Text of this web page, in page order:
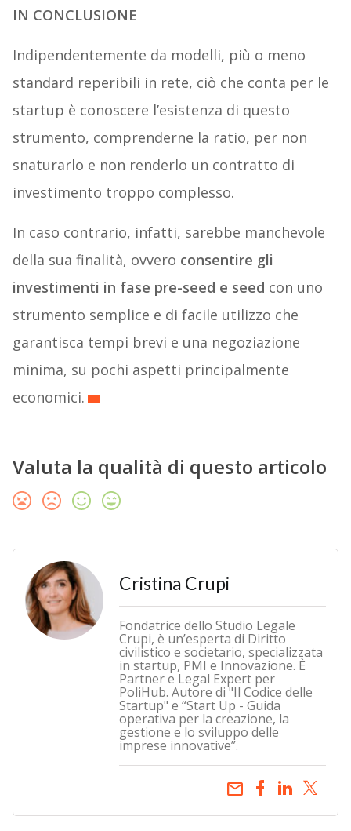
IN CONCLUSIONE
Indipendentemente da modelli, più o meno
standard reperibili in rete, ciò che conta per le
startup è conoscere l’esistenza di questo
strumento, comprenderne la ratio, per non
snaturarlo e non renderlo un contratto di
investimento troppo complesso.
In caso contrario, infatti, sarebbe manchevole
della sua finalità, ovvero consentire gli
investimenti in fase pre-seed e seed con uno
strumento semplice e di facile utilizzo che
garantisca tempi brevi e una negoziazione
minima, su pochi aspetti principalmente
economici.
Valuta la qualità di questo articolo
Cristina Crupi
Fondatrice dello Studio Legale
Crupi, è un’esperta di Diritto
civilistico e societario, specializzata
in startup, PMI e Innovazione. È
Partner e Legal Expert per
PoliHub. Autore di "Il Codice delle
Startup" e “Start Up - Guida
operativa per la creazione, la
gestione e lo sviluppo delle
imprese innovative”.
email